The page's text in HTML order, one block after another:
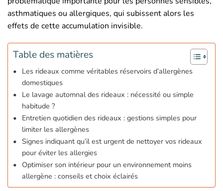
asthmatiques ou allergiques, qui subissent alors les
effets de cette accumulation invisible.
Table des matières
Les rideaux comme véritables réservoirs d’allergènes
domestiques
Le lavage automnal des rideaux : nécessité ou simple
habitude ?
Entretien quotidien des rideaux : gestions simples pour
limiter les allergènes
Signes indiquant qu’il est urgent de nettoyer vos rideaux
pour éviter les allergies
Optimiser son intérieur pour un environnement moins
allergène : conseils et choix éclairés